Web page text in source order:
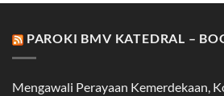
PAROKI BMV KATEDRAL –
Mengawali Perayaan Kemerdekaan,